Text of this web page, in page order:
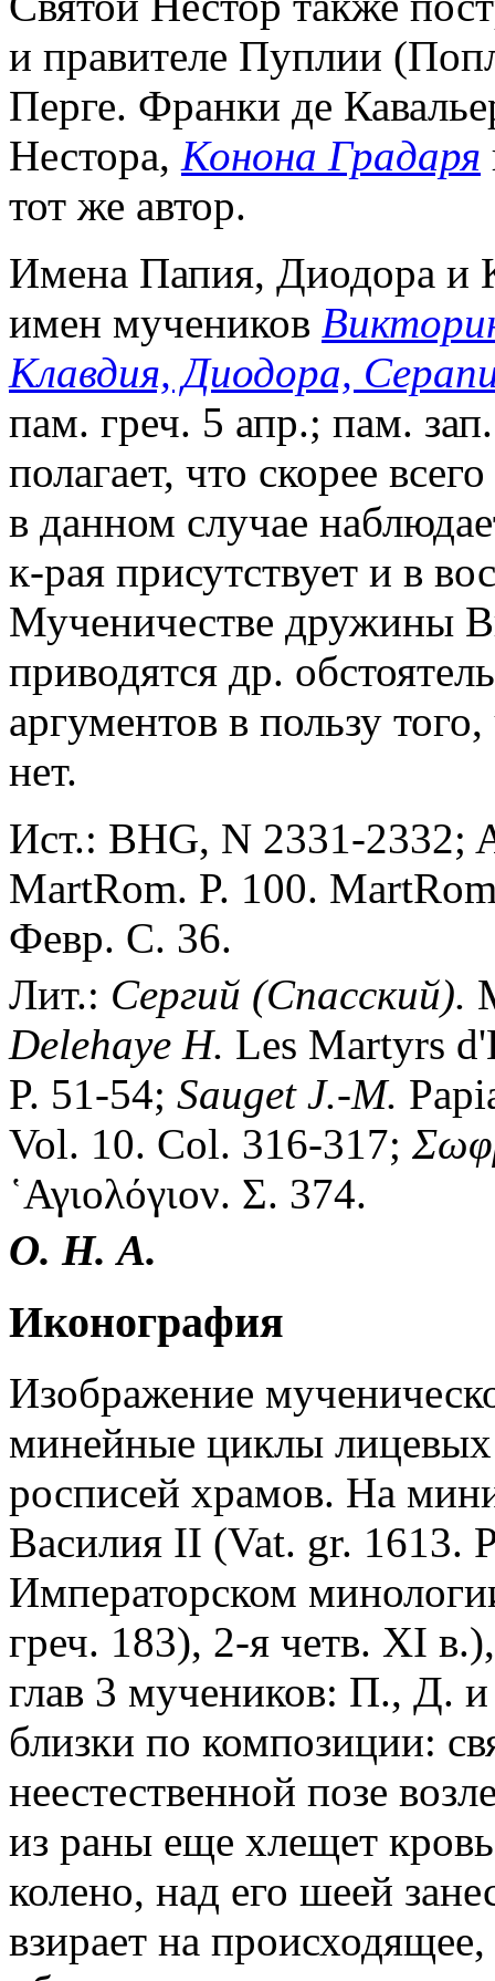
и правителе Пуплии
Перге. Франки де
Нестора, Конона Градаря
тот же автор.
Имена Папия, Диодора и
имен мучеников
Клавдия, Диодора,
пам. греч. 5 апр.; пам.
полагает, что скорее
в данном случае
к-рая присутствует и в
Мученичестве дружины
приводятся др.
аргументов в пользу
нет.
Ист.: BHG, N 2331-2332;
MartRom. P. 100.
Февр. С. 36.
Лит.: Сергий (Спасский).
Delehaye H. Les Martyrs
P. 51-54; Sauget J.-M.
Vol. 10. Col. 316-317;
῾Αγιολόγιον. Σ. 374.
О. Н. А.
Иконография
Изображение
минейные циклы
росписей храмов. На
Василия II (Vat. gr. 1613.
Императорском
греч. 183), 2-я четв. XI
глав 3 мучеников: П., Д.
близки по композиции:
неестественной позе
из раны еще хлещет
колено, над его шеей
взирает на